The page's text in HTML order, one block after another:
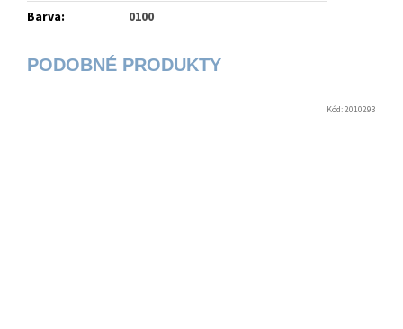
Barva: 0100
Kód:2010293